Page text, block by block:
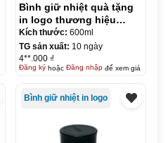
Bình giữ nhiệt quà tặng
in logo thương hiệu
LocknLock Metro Table
Mug 600ml KQ-BGN04
Kích thước: 600ml
TG sản xuất: 10 ngày
4**.000 ₫
Đăng kýhoặc Đăng nhậpđể xem giá
Bình giữ nhiệt in logo